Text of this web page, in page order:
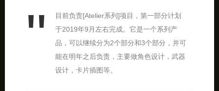
目前负责[Atelier系列]项目，第一部分计划
于2019年9月左右完成。它是一个系列产
品，可以继续分为2个部分和3个部分，并可
能在明年之后负责，主要做角色设计，武器
设计，卡片插图等。